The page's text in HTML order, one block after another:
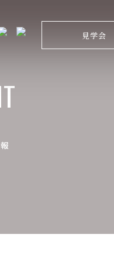
見学会